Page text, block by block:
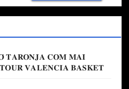
𝐓𝐀𝐑𝐎𝐍𝐉𝐀 𝐂𝐎𝐌 𝐌𝐀𝐈
𝐕𝐀𝐋𝐄𝐍𝐂𝐈𝐀 𝐁𝐀𝐒𝐊𝐄𝐓